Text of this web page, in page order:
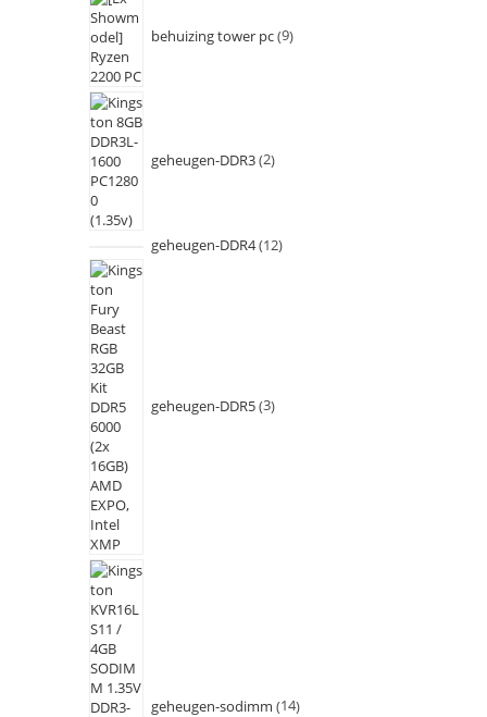
behuizing tower pc 9
geheugen-DDR3 2
geheugen-DDR4 12
geheugen-DDR5 3
geheugen-sodimm 14